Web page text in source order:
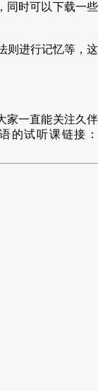
同时可以下载一些
则进行记忆等，这
家一直能关注久伴
的试听课链接：